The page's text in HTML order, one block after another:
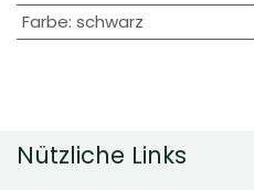
Farbe: schwarz
Nützliche Links